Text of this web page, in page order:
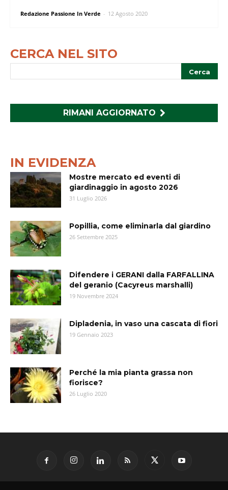
Redazione Passione In Verde - 12 Agosto 2020
CERCA NEL SITO
RIMANI AGGIORNATO
IN EVIDENZA
Mostre mercato ed eventi di
giardinaggio in agosto 2026
31 Luglio 2026
Popillia, come eliminarla dal giardino
26 Settembre 2025
Difendere i GERANI dalla FARFALLINA
del geranio (Cacyreus marshalli)
19 Novembre 2024
Dipladenia, in vaso una cascata di fiori
19 Gennaio 2023
Perché la mia pianta grassa non
fiorisce?
26 Luglio 2020